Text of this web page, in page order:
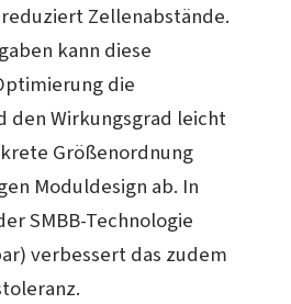
reduziert Zellenabstände.
kann diese
die
den Wirkungsgrad leicht
Größenordnung
Moduldesign ab. In
SMBB-Technologie
verbessert das zudem